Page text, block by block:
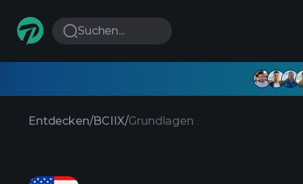
Suchen...
Entdecken/BCIIX/Grundlagen